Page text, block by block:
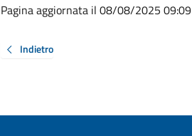
Pagina aggiornata il 08/08/2025 09:09
Indietro